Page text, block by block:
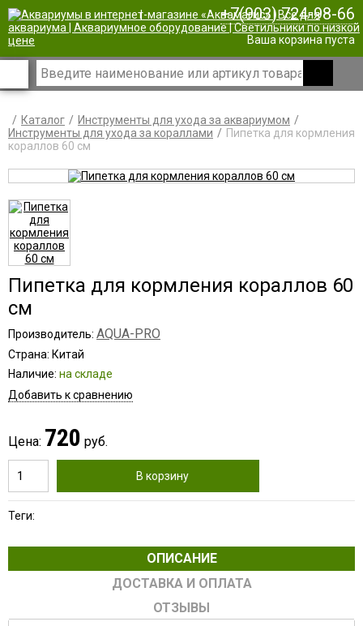
| +7(903) 724-98-66
Ваша корзина пуста
Каталог
Инструменты для ухода за аквариумом
Инструменты для ухода за кораллами
Пипетка для кормления
кораллов 60 см
Пипетка для кормления кораллов 60
см
Производитель: AQUA-PRO
Страна: Китай
Наличие: на складе
Добавить к сравнению
Цена: 720 руб.
В корзину
Теги:
ОПИСАНИЕ
ДОСТАВКА И ОПЛАТА
ОТЗЫВЫ